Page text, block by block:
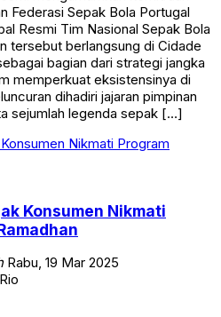
Federasi Sepak Bola Portugal
Resmi Tim Nasional Sepak Bola
tersebut berlangsung di Cidade
bagian dari strategi jangka
memperkuat eksistensinya di
dihadiri jajaran pimpinan
sejumlah legenda sepak […]
Konsumen Nikmati
Rabu, 19 Mar 2025